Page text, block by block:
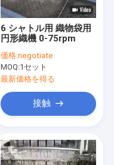
6 シャトル用 織物袋用
円形織機 0-75rpm
価格:negotiate
MOQ:1セット
最新価格を得る
接触